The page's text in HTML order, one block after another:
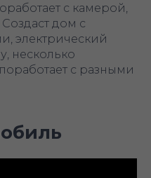
с камерой,
дом с
электрический
несколько
с разными